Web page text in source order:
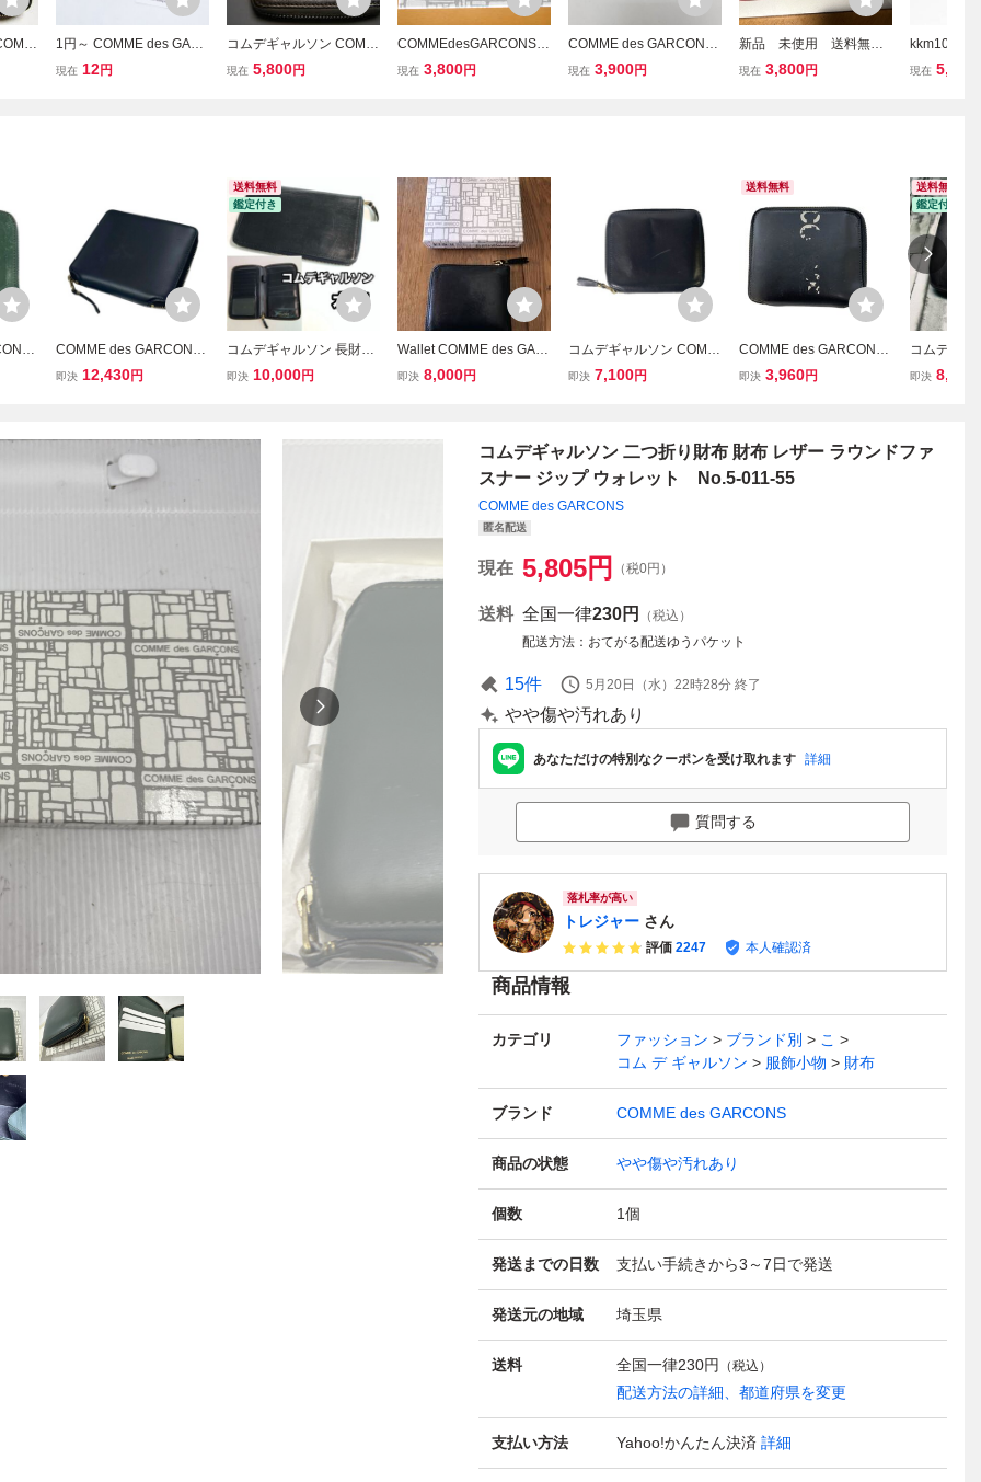
1円～ COMME des GAR
CONS コムデギャルソン
現在 12円
コムデギャルソン COMM
E des GARCONS 財布 ラ
現在 5,800円
COMMEdesGARCONS
コムデギャルソン レザー
現在 3,800円
COMME des GARCONS
コム デ ギャルソン エナ
現在 3,900円
新品 未使用 送料無
箱紙タグ付 コムデギャ
現在 3,800円
kkm10988
ソン L字フ
現在 5,144
COMME des GARCONS
ARECALF ラウンドジッ
即決 12,430円
送料無料
鑑定付き
コムデギャルソン 長財布
パスポートケース カード
即決 10,000円
Wallet COMME des GAR
CONS L字型ZIP Wallet
即決 8,000円
コムデギャルソン COMM
E des GARCONS 二つ折
即決 7,100円
送料無料
COMME des GARCONS
◆二つ折り財布/ラウンド
即決 3,960円
送料無料
鑑定付き
コムデギャ
E des
即決 8,573
コムデギャルソン 二つ折り財布 財布 レザー ラウンドファ
スナー ジップ ウォレット No.5-011-55
COMME des GARCONS
匿名配送
現在 5,805円 （税0円）
送料 全国一律230円
（税込）
配送方法
おてがる配送ゆうパケット
15件 5月20日（水）22時28分 終了
やや傷や汚れあり
あなただけの特別なクーポンを受け取れます 詳細
質問する
落札率が高い
トレジャー さん
評価 2247 本人確認済
商品情報
カテゴリ ファッション ブランド別
こ
コム デ ギャルソン
服飾小物 財布
ブランド COMME des GARCONS
商品の状態 やや傷や汚れあり
個数 1個
発送までの日数 支払い手続きから3～7日で発送
発送元の地域 埼玉県
送料 全国一律230円 （税込）
配送方法の詳細、都道府県を変更
支払い方法 Yahoo!かんたん決済 詳細